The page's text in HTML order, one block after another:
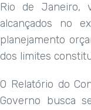
Rio de Janeiro,
alcançados no
planejamento
dos limites
O Relatório do
Governo busca